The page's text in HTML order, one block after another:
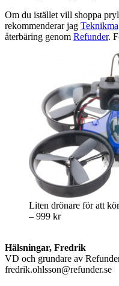
Om du istället vill shoppa
rekommenderar jag
återbäring genom Refunder.
Liten drönare för att
– 999 kr
Hälsningar, Fredrik
VD och grundare av
fredrik.ohlsson@refunder.se